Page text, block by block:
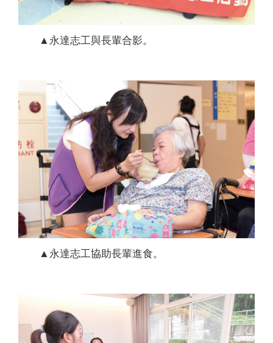
▲永達志工與長輩合影。
▲永達志工協助長輩進食。